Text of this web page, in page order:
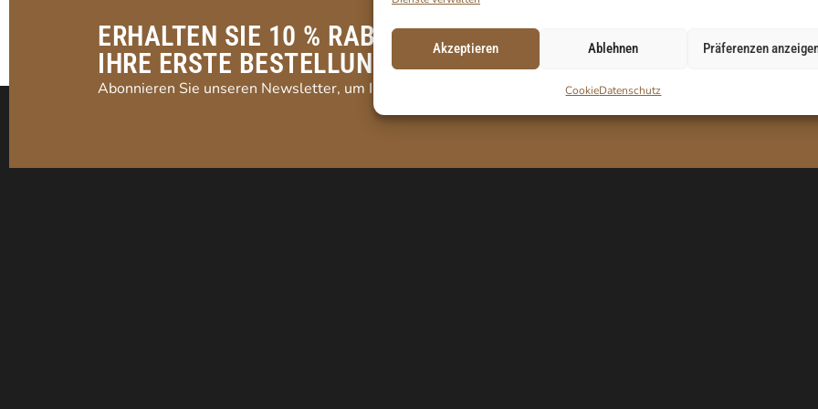
Akzeptieren Ablehnen Präferenzen
CookieDatenschutz
ERHALTEN SIE 10 % RABATT AUF
IHRE ERSTE BESTELLUNG!
Abonnieren Sie unseren Newsletter, um Ihren Gutscheincode zu erhalten.